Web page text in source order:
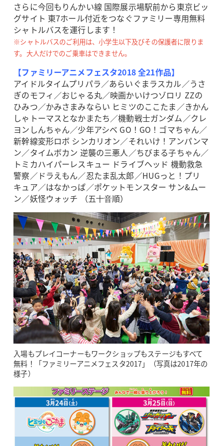
さらに今回もりんかい線 国際展示場駅前から東京ビッ
グサイト 東7ホール付近をつなぐファミリー専用無料
シャトルバスを運行します！
※シャトルバスのご利用は、小学生以下及びその保護者に限りま
す。大人だけでのご乗車はできません。
【ファミリーアニメフェスタ2018 全21作品】
アイドルタイムプリパラ／あらいぐまラスカル／うさ
ぎのモフィ／おじゃる丸／映画かいけつゾロリ ZZの
ひみつ／かみさまみならい ヒミツのここたま／きかん
しゃトーマスとなかまたち／機動戦士ガンダム／クレ
ヨンしんちゃん／少年アシベ GO！GO！ゴマちゃん／
新幹線変形ロボ シンカリオン／それいけ！アンパンマ
ン／タイムボカン 逆襲の三悪人／ちびまる子ちゃん／
トミカハイパーレスキュー ドライブヘッド 機動救急
警察／ドラえもん／忍たま乱太郎／HUGっと！プリ
キュア／はなかっぱ／ポケットモンスター サン&ムー
ン／妖怪ウォッチ （五⼗⾳順）
入場もプレイコーナーもワークショップもステージもすべて
無料！「ファミリーアニメフェスタ2017」（写真は2017年の
様子）